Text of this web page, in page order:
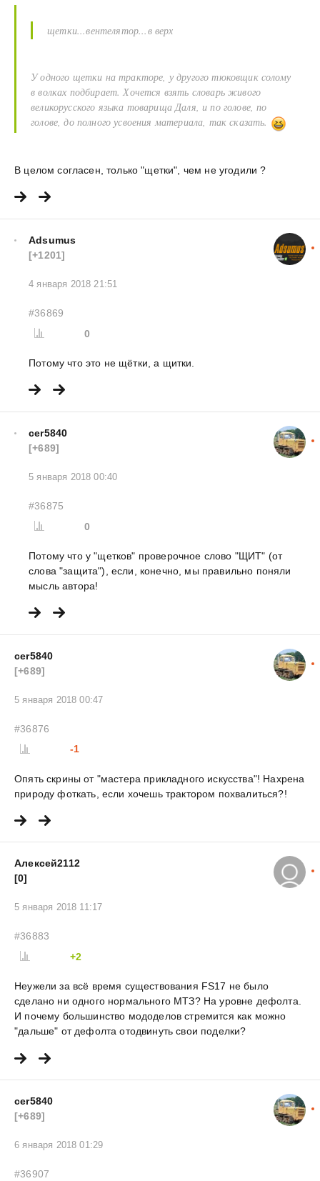
щетки...вентелятор...в верх
У одного щетки на тракторе, у другого тюковщик солому
в волках подбирает. Хочется взять словарь живого
великорусского языка товарища Даля, и по голове, по
голове, до полного усвоения материала, так сказать.
В целом согласен, только "щетки", чем не угодили ?
Adsumus
[+1201]
4 января 2018 21:51
#36869
0
Потому что это не щётки, а щитки.
cer5840
[+689]
5 января 2018 00:40
#36875
0
Потому что у "щетков" проверочное слово "ЩИТ" (от
слова "защита"), если, конечно, мы правильно поняли
мысль автора!
cer5840
[+689]
5 января 2018 00:47
#36876
-1
Опять скрины от "мастера прикладного искусства"! Нахрена
природу фоткать, если хочешь трактором похвалиться?!
Алексей2112
[0]
5 января 2018 11:17
#36883
+2
Неужели за всё время существования FS17 не было
сделано ни одного нормального МТЗ? На уровне дефолта.
И почему большинство мододелов стремится как можно
"дальше" от дефолта отодвинуть свои поделки?
cer5840
[+689]
6 января 2018 01:29
#36907